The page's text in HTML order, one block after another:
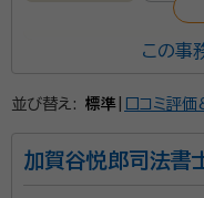
相続手続きは、専門
この事
並び替え: 標準 口コミ評
加賀谷悦郎司法書